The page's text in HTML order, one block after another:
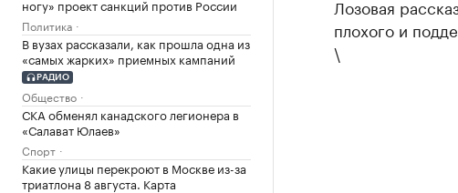
ногу» проект санкций против России
Политика
В вузах рассказали, как прошла одна из
«самых жарких» приемных кампаний
РАДИО
Общество
СКА обменял канадского легионера в
«Салават Юлаев»
Спорт
Какие улицы перекроют в Москве из-за
триатлона 8 августа. Карта
Лозовая
плохого и
\